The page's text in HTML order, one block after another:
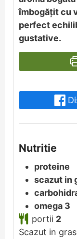
îmbogățit cu
perfect
gustative.
Nutritie
proteine
scazut in
omega 3
portii 2
Scazut in